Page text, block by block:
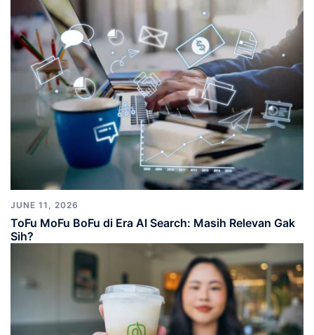
JUNE 11, 2026
ToFu MoFu BoFu di Era AI Search: Masih Relevan Gak
Sih?